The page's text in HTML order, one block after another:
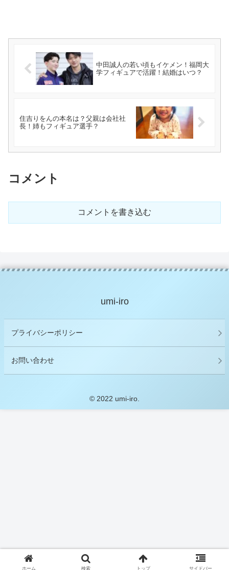
中田誠人の若い頃もイケメン！福岡大
学フィギュアで活躍！結婚はいつ？
住吉りをんの本名は？父親は会社社
長！姉もフィギュア選手？
コメント
コメントを書き込む
umi-iro
プライバシーポリシー
お問い合わせ
© 2022 umi-iro.
ホーム 検索 トップ サイドバー